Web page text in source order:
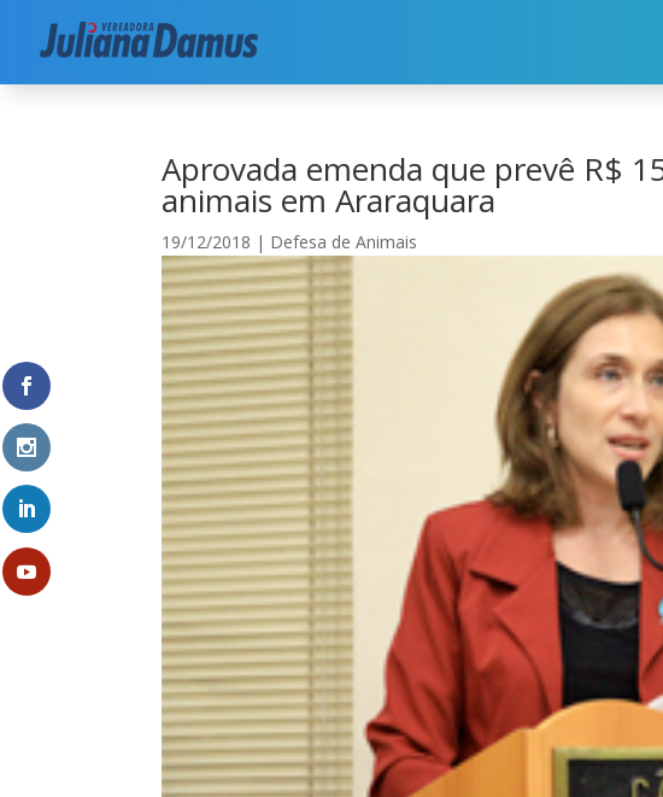
Início|Meio Ambiente Aprovada
Aprovada emenda que prevê R$
animais em Araraquara
19/12/2018 | Defesa de Animais